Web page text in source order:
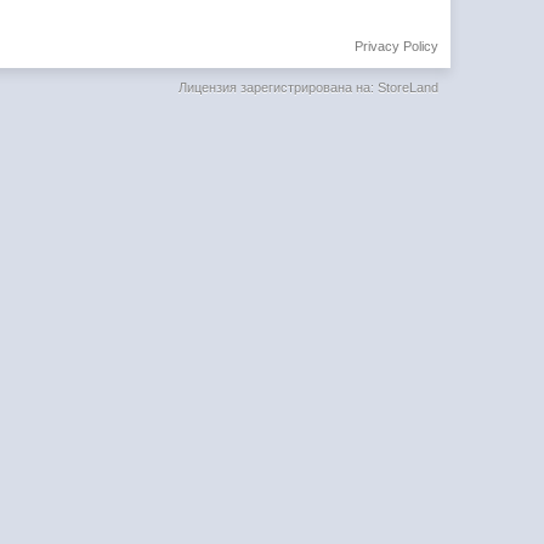
Privacy Policy
Лицензия зарегистрирована на: StoreLand